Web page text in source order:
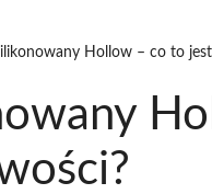
Hollow – co to